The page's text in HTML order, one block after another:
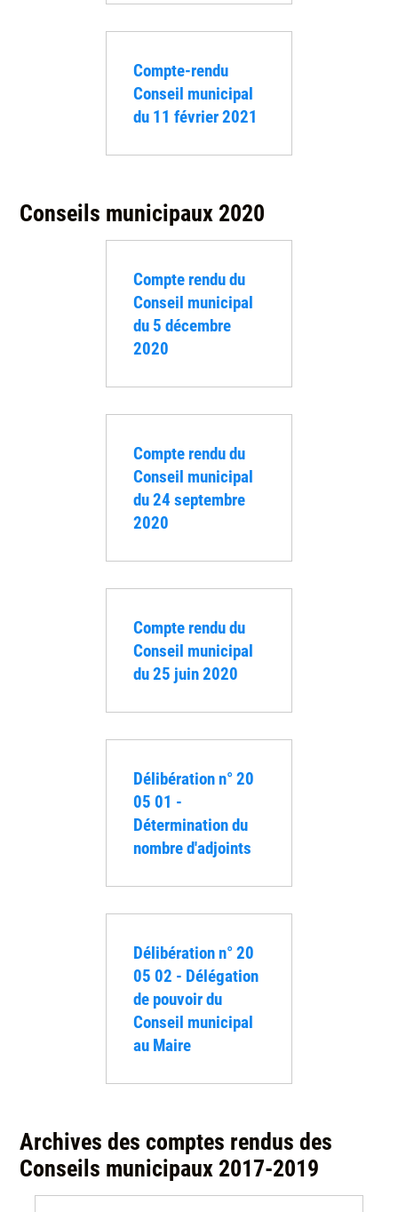
Compte-rendu
Conseil municipal
du 11 février 2021
Conseils municipaux 2020
Compte rendu du
Conseil municipal
du 5 décembre
2020
Compte rendu du
Conseil municipal
du 24 septembre
2020
Compte rendu du
Conseil municipal
du 25 juin 2020
Délibération n° 20
05 01 -
Détermination du
nombre d'adjoints
Délibération n° 20
05 02 - Délégation
de pouvoir du
Conseil municipal
au Maire
Archives des comptes rendus des
Conseils municipaux 2017-2019